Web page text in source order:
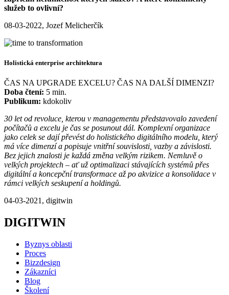
služeb to ovlivní?
08-03-2022, Jozef Melicherčík
Holistická enterprise architektura
ČAS NA UPGRADE EXCELU? ČAS NA DALŠÍ DIMENZI?
Doba čtení: 5 min.
Publikum: kdokoliv
30 let od revoluce, kterou v managementu představovalo zavedení
počítačů a excelu je čas se posunout dál. Komplexní organizace
jako celek se dají převést do holistického digitálního modelu, který
má více dimenzí a popisuje vnitřní souvislosti, vazby a závislosti.
Bez jejich znalosti je každá změna velkým rizikem. Nemluvě o
velkých projektech – ať už optimalizaci stávajících systémů přes
digitální a koncepční transformace až po akvizice a konsolidace v
rámci velkých seskupení a holdingů.
04-03-2021, digitwin
DIGITWIN
Byznys oblasti
Proces
Bizzdesign
Zákazníci
Blog
Školení